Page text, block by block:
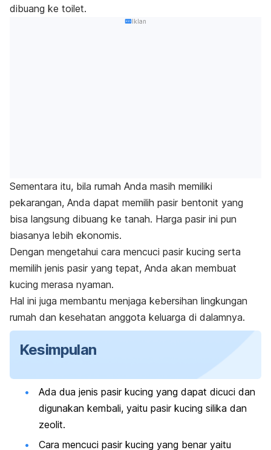
dibuang ke toilet.
Iklan
Sementara itu, bila rumah Anda masih memiliki
pekarangan, Anda dapat memilih pasir bentonit yang
bisa langsung dibuang ke tanah. Harga pasir ini pun
biasanya lebih ekonomis.
Dengan mengetahui cara mencuci pasir kucing serta
memilih jenis pasir yang tepat, Anda akan membuat
kucing merasa nyaman.
Hal ini juga membantu menjaga kebersihan lingkungan
rumah dan kesehatan anggota keluarga di dalamnya.
Kesimpulan
Ada dua jenis pasir kucing yang dapat dicuci dan
digunakan kembali, yaitu pasir kucing silika dan
zeolit.
Cara mencuci pasir kucing yang benar yaitu